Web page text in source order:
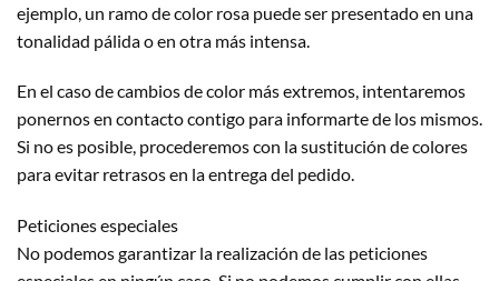
ejemplo, un ramo de color rosa puede ser presentado en una
tonalidad pálida o en otra más intensa.
En el caso de cambios de color más extremos, intentaremos
ponernos en contacto contigo para informarte de los mismos.
Si no es posible, procederemos con la sustitución de colores
para evitar retrasos en la entrega del pedido.
Peticiones especiales
No podemos garantizar la realización de las peticiones